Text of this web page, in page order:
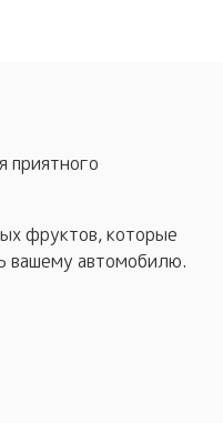
приятного
фруктов, которые
вашему автомобилю.